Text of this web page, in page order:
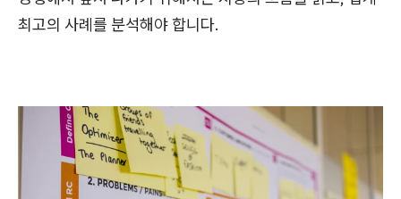
최고의 사례를 분석해야 합니다.